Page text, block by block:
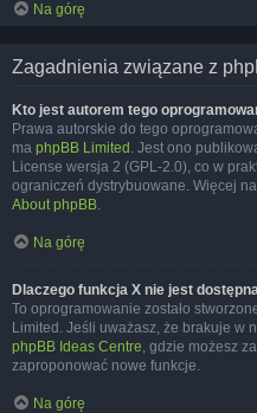
Na górę
Zagadnienia związane z
Kto jest autorem tego
Prawa autorskie do tego
ma phpBB Limited . Jest ono
License wersja 2 (GPL-2.0), co w
ograniczeń dystrybuowane. Więcej
About phpBB.
Na górę
Dlaczego funkcja X nie jest
To oprogramowanie zostało
Limited. Jeśli uważasz, że brakuje w
phpBB Ideas Centre, gdzie możesz
zaproponować nowe funkcje.
Na górę